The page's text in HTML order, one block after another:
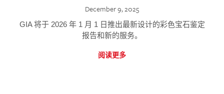
December 9, 2025
GIA 将于 2026 年 1 月 1 日推出最新设计的彩色宝石鉴定
报告和新的服务。
阅读更多